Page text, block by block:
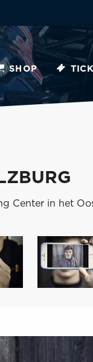
SHOP
Center in het